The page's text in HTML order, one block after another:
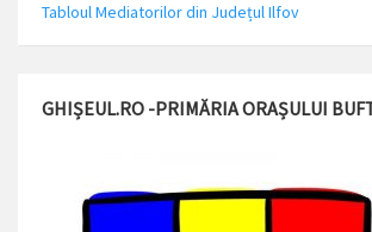
Tabloul Mediatorilor din Județul Ilfov
GHIȘEUL.RO -PRIMĂRIA ORAȘULUI